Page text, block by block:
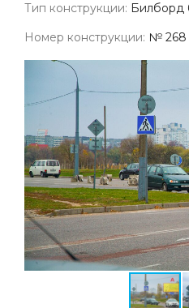
Тип конструкции: Билборд
Номер конструкции: № 268